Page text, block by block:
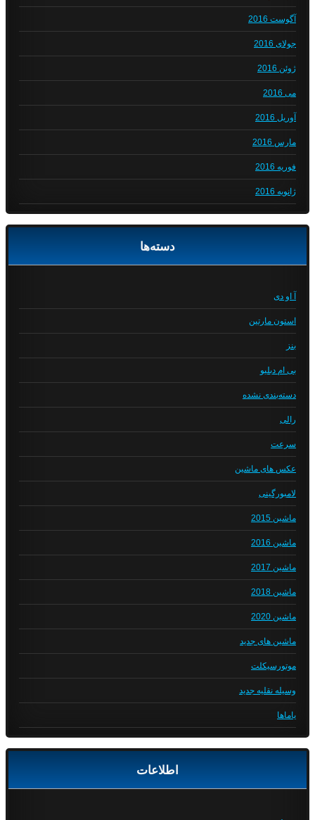
آگوست 2016
جولای 2016
ژوئن 2016
می 2016
آوریل 2016
مارس 2016
فوریه 2016
ژانویه 2016
دسته‌ها
آ او دی
استون مارتین
بنز
بی ام دبلیو
دسته‌بندی نشده
رالی
سرعت
عکس های ماشین
لامبورگینی
ماشین 2015
ماشین 2016
ماشین 2017
ماشین 2018
ماشین 2020
ماشین های جدید
موتورسیکلت
وسیله نقلیه جدید
یاماها
اطلاعات